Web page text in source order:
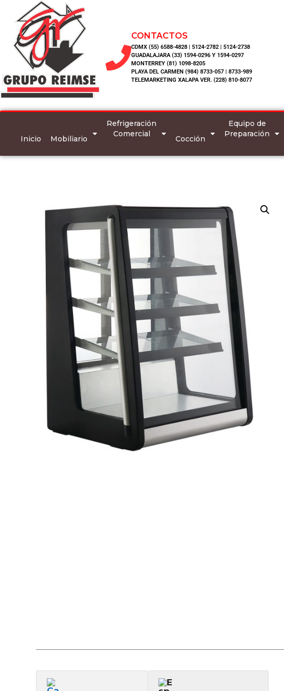
CONTACTOS
CDMX (55) 6588-4828 | 5124-2782 | 5124-2738
GUADALAJARA (33) 1594-0296 Y 1594-0297
MONTERREY (81) 1098-8205
PLAYA DEL CARMEN (984) 8733-057 | 8733-989
TELEMARKETING XALAPA VER. (228) 810-8077
Inicio Mobiliario
Refrigeración
Comercial
Cocción
Equipo de
Preparación